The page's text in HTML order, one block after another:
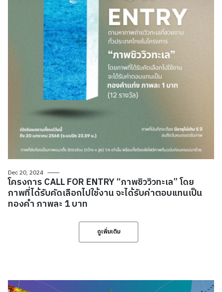
Dec 20, 2024
โครงการ CALL FOR ENTRY “ภาพชิววิวทะเล” โดย
ภาพที่ได้รับคัดเลือกไปใช้งาน จะได้รับค่าตอบแทนเป็น
ทองคำ ภาพละ 1 บาท
ดูเพิ่มเติม